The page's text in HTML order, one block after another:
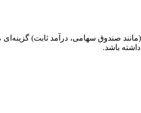
صندوق سهامی، درآمد ثابت)
باشد.